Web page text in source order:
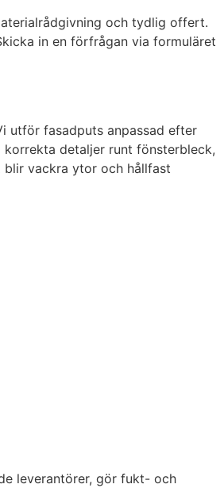
och tydlig offert.
in en förfrågan via formuläret
utför fasadputs anpassad efter
detaljer runt fönsterbleck,
blir vackra ytor och hållfast
leverantörer, gör fukt- och